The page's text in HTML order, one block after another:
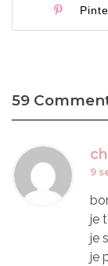
59
9
je
je
je